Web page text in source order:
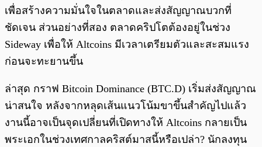
เพื่อสร้างความมั่นใจในตลาดและส่งสัญญาณบวกที่
ชัดเจน ส่วนอย่างที่สอง ตลาดคริปโตต้องอยู่ในช่วง
Sideway เพื่อให้ Altcoins มีเวลาเตรียมตัวและสะสมแรง
ก่อนจะทะยานขึ้น
ล่าสุด กราฟ Bitcoin Dominance (BTC.D) เริ่มส่งสัญญาณ
น่าสนใจ หลังจากหลุดเส้นแนวโน้มขาขึ้นสำคัญไปแล้ว
งานนี้อาจเป็นจุดเปลี่ยนที่เปิดทางให้ Altcoins กลายเป็น
พระเอกในช่วงเทศกาลคริสต์มาสนี้หรือเปล่า? นักลงทุน